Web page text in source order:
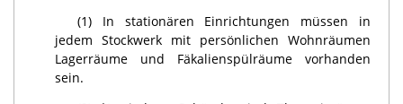
(1) In stationären Einrichtungen müssen in
jedem Stockwerk mit persönlichen Wohnräumen
Lagerräume und Fäkalienspülräume vorhanden
sein.